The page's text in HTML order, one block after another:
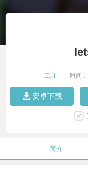
工具 时间
安卓下载
简介